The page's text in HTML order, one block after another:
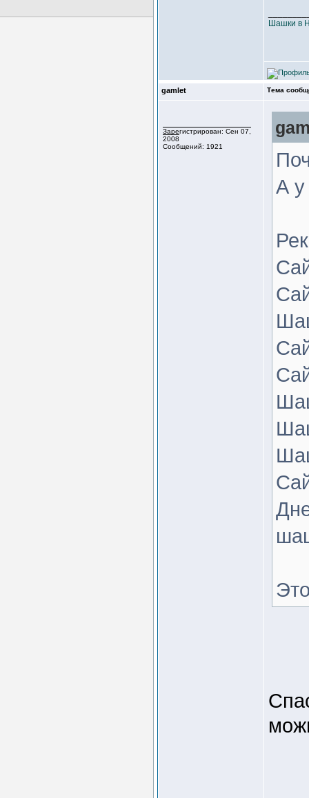
Шашки в
gamlet Тема
Зарегистрирован: Сен 07,
2008
Сообщений: 1921
А у